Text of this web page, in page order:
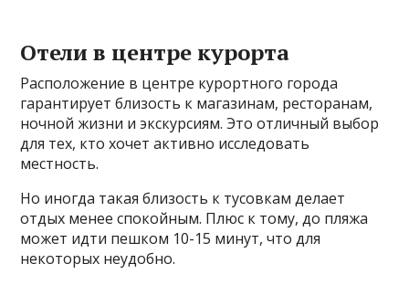
Отели в центре курорта
Расположение в центре курортного города
гарантирует близость к магазинам, ресторанам,
ночной жизни и экскурсиям. Это отличный выбор
для тех, кто хочет активно исследовать
местность.
Но иногда такая близость к тусовкам делает
отдых менее спокойным. Плюс к тому, до пляжа
может идти пешком 10-15 минут, что для
некоторых неудобно.